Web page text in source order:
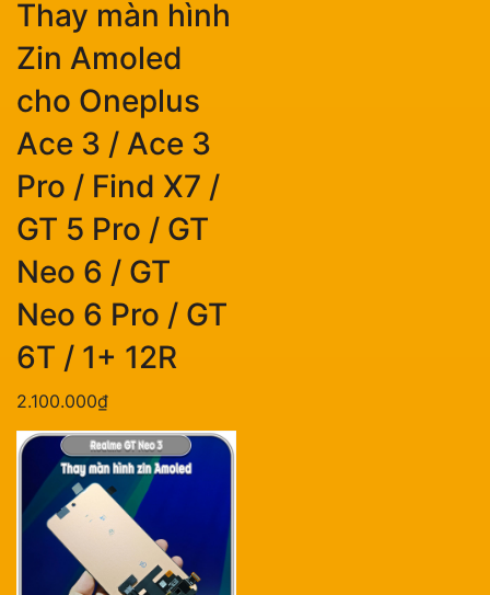
Thay màn hình
Zin Amoled
cho Oneplus
Ace 3 / Ace 3
Pro / Find X7 /
GT 5 Pro / GT
Neo 6 / GT
Neo 6 Pro / GT
6T / 1+ 12R
2.100.000₫